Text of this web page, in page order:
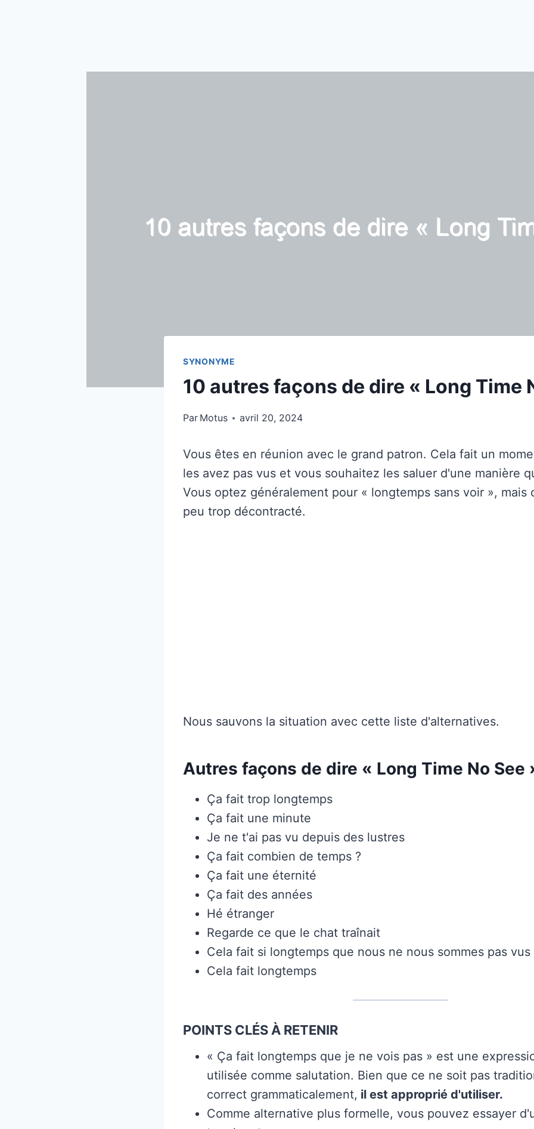
SYNONYME
10 autres façons de dire « Long Time
Par Motus avril 20, 2024
Vous êtes en réunion avec le grand patron. Cela fait un
les avez pas vus et vous souhaitez les saluer d'une manière
Vous optez généralement pour « longtemps sans voir », mais
peu trop décontracté.
Nous sauvons la situation avec cette liste d'alternatives.
Autres façons de dire « Long Time No See
Ça fait trop longtemps
Ça fait une minute
Je ne t'ai pas vu depuis des lustres
Ça fait combien de temps ?
Ça fait une éternité
Ça fait des années
Hé étranger
Regarde ce que le chat traînait
Cela fait si longtemps que nous ne nous sommes pas vus
Cela fait longtemps
POINTS CLÉS À RETENIR
« Ça fait longtemps que je ne vois pas » est une
utilisée comme salutation. Bien que ce ne soit pas
correct grammaticalement, il est approprié d'utiliser.
Comme alternative plus formelle, vous pouvez essayer